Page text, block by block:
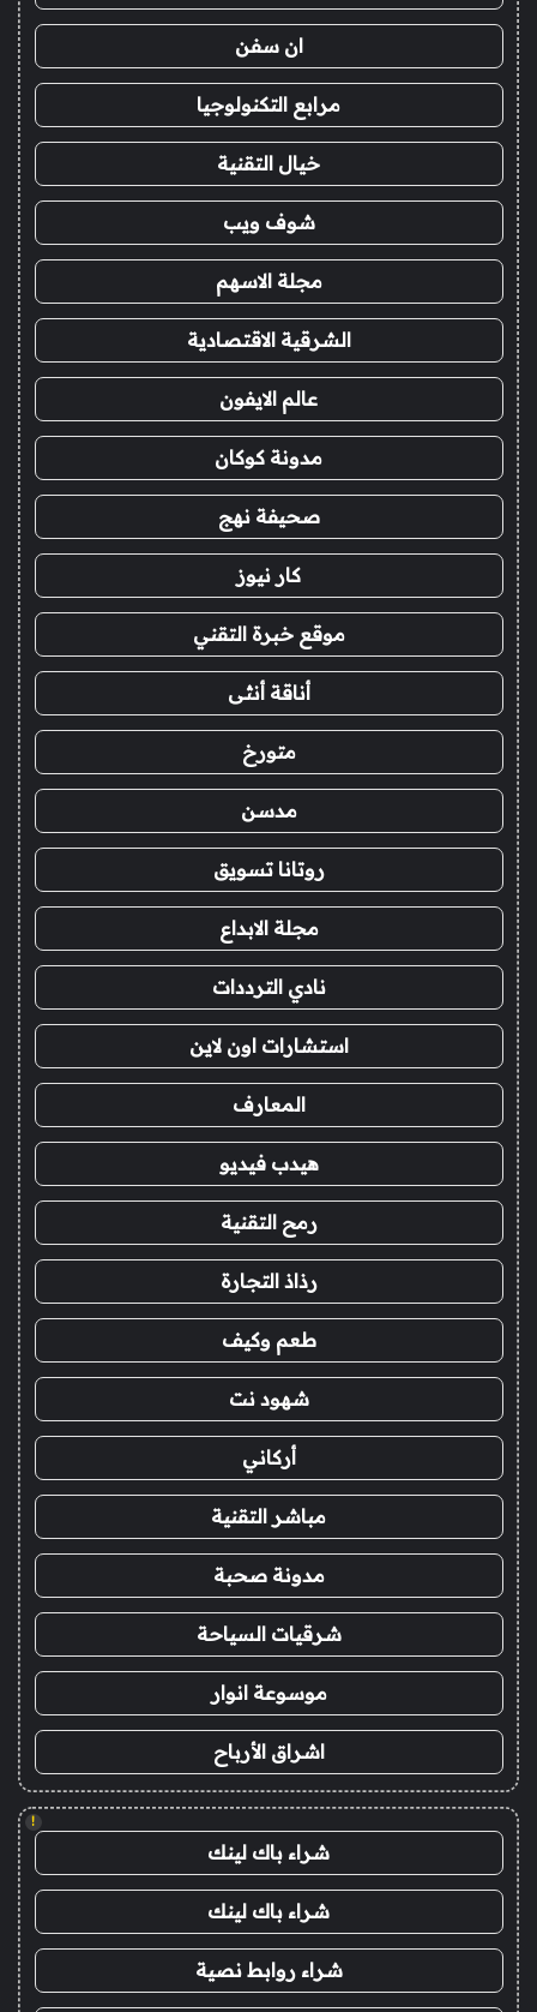
ان سفن
مرابع التكنولوجيا
خيال التقنية
شوف ويب
مجلة الاسهم
الشرقية الاقتصادية
عالم الايفون
مدونة كوكان
صحيفة نهج
كار نيوز
موقع خبرة التقني
أناقة أنثى
متورخ
مدسن
روتانا تسويق
مجلة الابداع
نادي الترددات
استشارات اون لاين
المعارف
هيدب فيديو
رمح التقنية
رذاذ التجارة
طعم وكيف
شهود نت
أركاني
مباشر التقنية
مدونة صحبة
شرقيات السياحة
موسوعة انوار
اشراق الأرباح
!
شراء باك لينك
شراء باك لينك
شراء روابط نصية